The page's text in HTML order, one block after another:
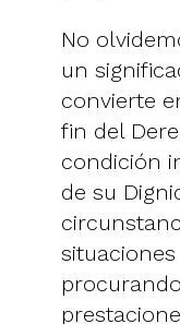
No
un
convierte
fin del
condición
de su